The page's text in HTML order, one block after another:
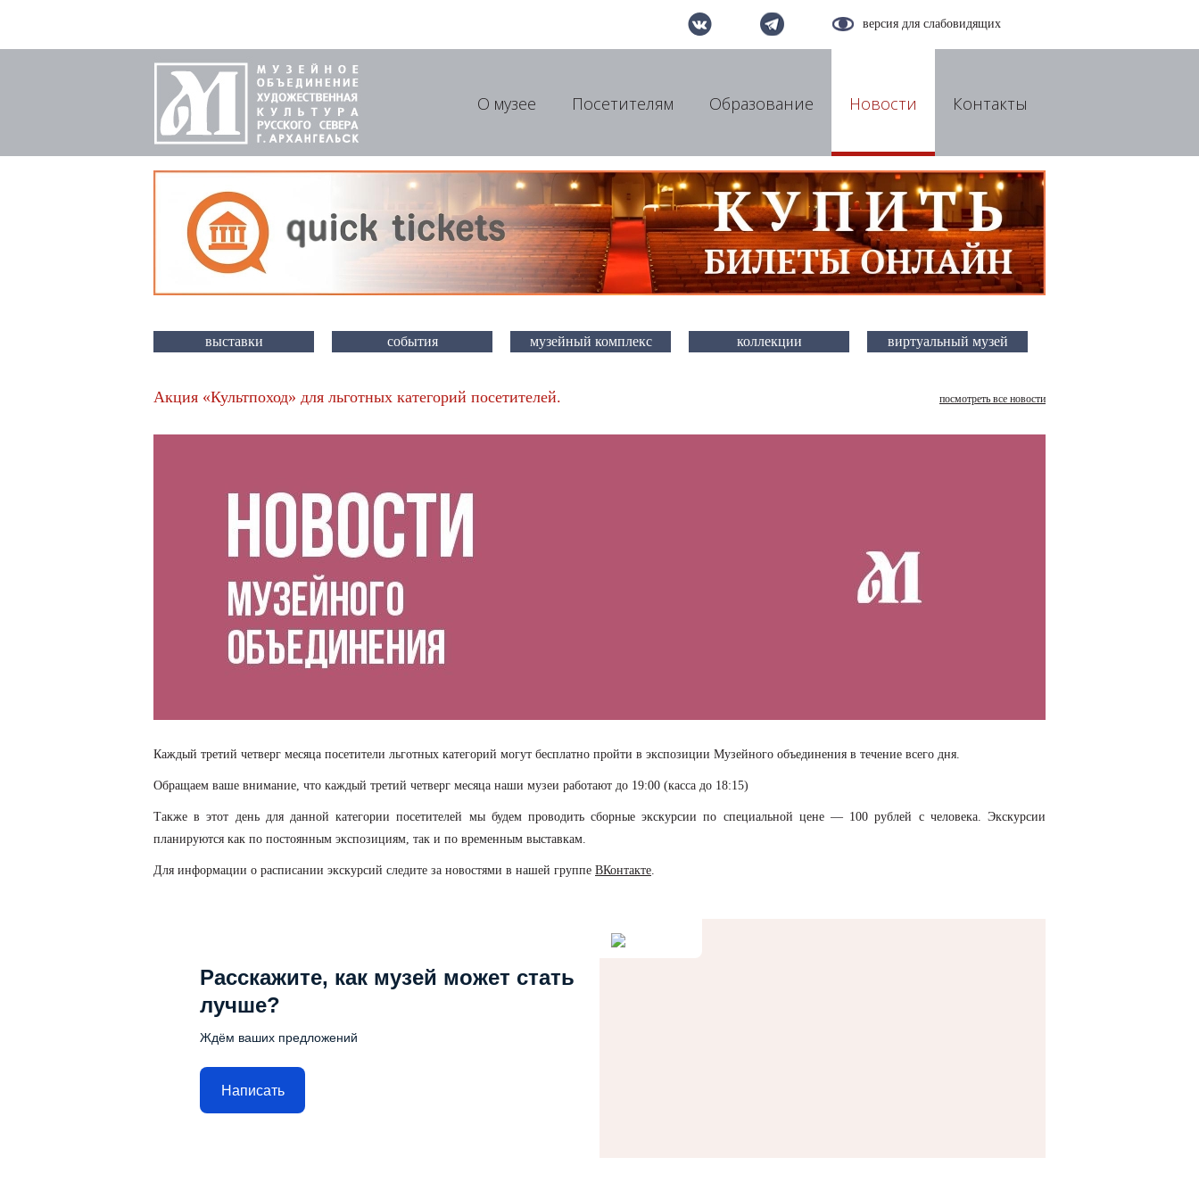
версия для слабовидящих
О музее Посетителям Образование Новости Контакты
выставки события музейный комплекс коллекции виртуальный музей
Акция «Культпоход» для льготных категорий посетителей. посмотреть все новости
Каждый третий четверг месяца посетители льготных категорий могут бесплатно пройти в экспозиции Музейного объединения в течение всего дня.
Обращаем ваше внимание, что каждый третий четверг месяца наши музеи работают до 19:00 (касса до 18:15)
Также в этот день для данной категории посетителей мы будем проводить сборные экскурсии по специальной цене — 100 рублей с человека. Экскурсии
планируются как по постоянным экспозициям, так и по временным выставкам.
Для информации о расписании экскурсий следите за новостями в нашей группе ВКонтакте.
Расскажите, как музей может стать
лучше?
Ждём ваших предложений
Написать